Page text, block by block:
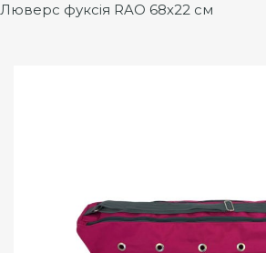
Люверс фуксія RAO 68х22 см